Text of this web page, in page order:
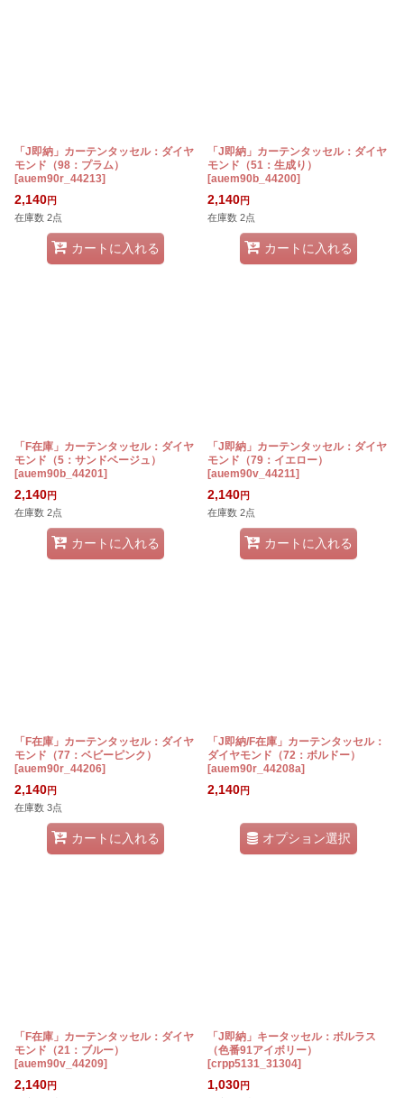
「J即納」カーテンタッセル：ダイヤ
モンド（98：プラム）
[auem90r_44213]
2,140円
在庫数 2点
カートに入れる
「J即納」カーテンタッセル：ダイヤ
モンド（51：生成り）
[auem90b_44200]
2,140円
在庫数 2点
カートに入れる
「F在庫」カーテンタッセル：ダイヤ
モンド（5：サンドベージュ）
[auem90b_44201]
2,140円
在庫数 2点
カートに入れる
「J即納」カーテンタッセル：ダイヤ
モンド（79：イエロー）
[auem90v_44211]
2,140円
在庫数 2点
カートに入れる
「F在庫」カーテンタッセル：ダイヤ
モンド（77：ベビーピンク）
[auem90r_44206]
2,140円
在庫数 3点
カートに入れる
「J即納/F在庫」カーテンタッセル：
ダイヤモンド（72：ボルドー）
[auem90r_44208a]
2,140円
オプション選択
「F在庫」カーテンタッセル：ダイヤ
モンド（21：ブルー）
[auem90v_44209]
2,140円
「J即納」キータッセル：ボルラス
（色番91アイボリー）
[crpp5131_31304]
1,030円